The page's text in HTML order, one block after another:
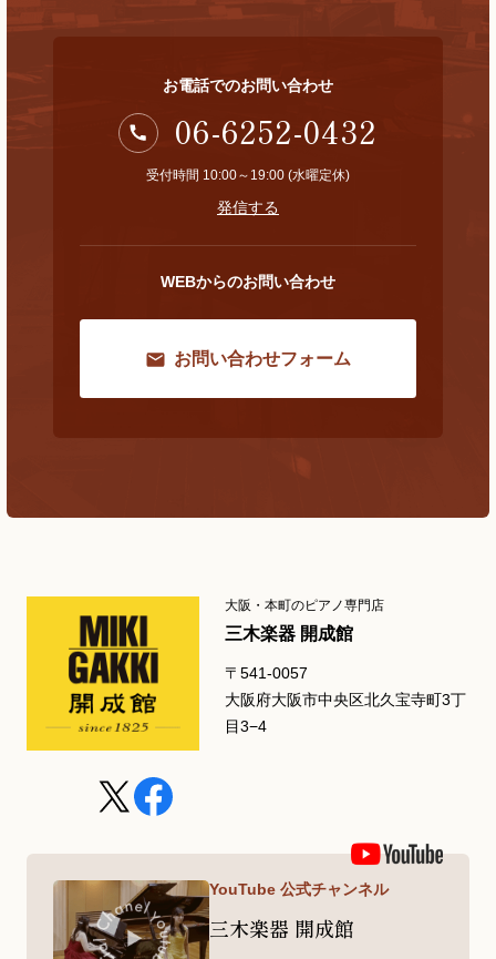
お電話でのお問い合わせ
06-6252-0432
受付時間 10:00～19:00 (水曜定休)
発信する
WEBからのお問い合わせ
お問い合わせフォーム
大阪・本町のピアノ専門店
三木楽器 開成館
〒541-0057
大阪府大阪市中央区北久宝寺町3丁
目3−4
YouTube 公式チャンネル
三木楽器 開成館